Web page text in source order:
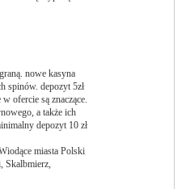
nowe kasyna
spinów. depozyt 5zł
ofercie są znaczące.
a także ich
depozyt 10 zł
miasta Polski
Skalbmierz,